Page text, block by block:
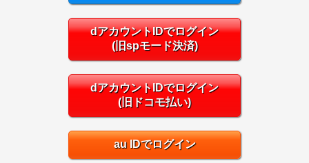
dアカウントIDでログイン
(旧spモード決済)
dアカウントIDでログイン
(旧ドコモ払い)
au IDでログイン